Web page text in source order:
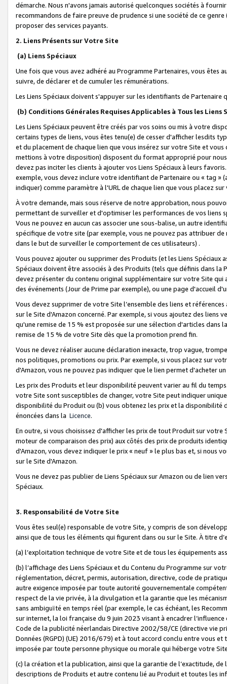
démarche. Nous n'avons jamais autorisé quelconques sociétés à
recommandons de faire preuve de prudence si une société de ce
proposer des services payants.
2. Liens Présents sur Votre Site
(a) Liens Spéciaux
Une fois que vous avez adhéré au Programme Partenaires, vous êtes
suivre, de déclarer et de cumuler les rémunérations.
Les Liens Spéciaux doivent s'appuyer sur les identifiants de Partenaire
(b) Conditions Générales Requises Applicables à Tous les Liens
Les Liens Spéciaux peuvent être créés par vos soins ou mis à votre
certains types de liens, vous êtes tenu(e) de cesser d'afficher lesdits
et du placement de chaque lien que vous insérez sur votre Site et
mettions à votre disposition) disposent du format approprié pour
devez pas inciter les clients à ajouter vos Liens Spéciaux à leurs
exemple, vous devez inclure votre identifiant de Partenaire ou « tag
indiquer) comme paramètre à l'URL de chaque lien que vous placez
À votre demande, mais sous réserve de notre approbation, nous
permettant de surveiller et d'optimiser les performances de vos liens
Vous ne pouvez en aucun cas associer une sous-balise, un autre
spécifique de votre site (par exemple, vous ne pouvez pas attribuer
dans le but de surveiller le comportement de ces utilisateurs) .
Vous pouvez ajouter ou supprimer des Produits (et les Liens
Spéciaux doivent être associés à des Produits (tels que définis dans
devez présenter du contenu original supplémentaire sur votre Site qui
des événements (Jour de Prime par exemple), ou une page d'accueil
Vous devez supprimer de votre Site l’ensemble des liens et
sur le Site d'Amazon concerné. Par exemple, si vous ajoutez des
qu'une remise de 15 % est proposée sur une sélection d'articles
remise de 15 % de votre Site dès que la promotion prend fin.
Vous ne devez réaliser aucune déclaration inexacte, trop vague,
nos politiques, promotions ou prix. Par exemple, si vous placez sur
d'Amazon, vous ne pouvez pas indiquer que le lien permet d'acheter
Les prix des Produits et leur disponibilité peuvent varier au fil du
votre Site sont susceptibles de changer, votre Site peut indiquer
disponibilité du Produit ou (b) vous obtenez les prix et la disponibilité
énoncées dans la Licence.
En outre, si vous choisissez d'afficher les prix de tout Produit sur
moteur de comparaison des prix) aux côtés des prix de produits
d'Amazon, vous devez indiquer le prix « neuf » le plus bas et, si nous
sur le Site d'Amazon.
Vous ne devez pas publier de Liens Spéciaux sur Amazon ou de lien
Spéciaux.
3. Responsabilité de Votre Site
Vous êtes seul(e) responsable de votre Site, y compris de son
ainsi que de tous les éléments qui figurent dans ou sur le Site. À titre
(a) l’exploitation technique de votre Site et de tous les équipements
(b) l’affichage des Liens Spéciaux et du Contenu du Programme sur
réglementation, décret, permis, autorisation, directive, code de
autre exigence imposée par toute autorité gouvernementale
respect de la vie privée, à la divulgation et la garantie que les
sans ambiguïté en temps réel (par exemple, le cas échéant, les
sur internet, la loi française du 9 juin 2023 visant à encadrer
Code de la publicité néerlandais Directive 2002/58/CE (directive vie
Données (RGPD) (UE) 2016/679) et à tout accord conclu entre vous
imposée par toute personne physique ou morale qui héberge votre
(c) la création et la publication, ainsi que la garantie de l’exactitude,
descriptions de Produits et autre contenu lié au Produit et toutes les